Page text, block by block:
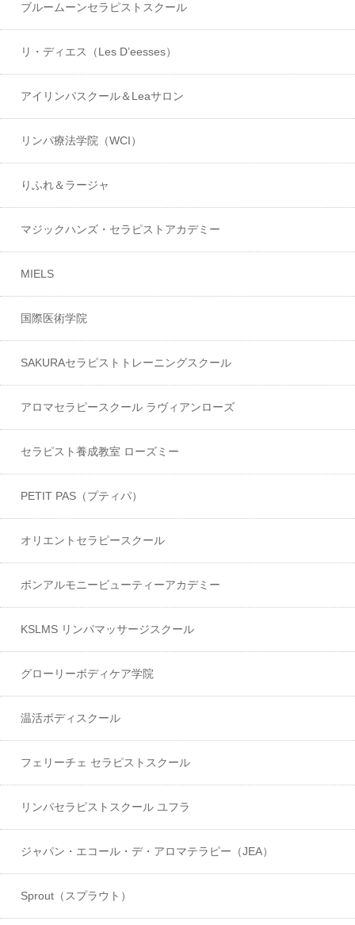
ブルームーンセラピストスクール
リ・ディエス（Les D’eesses）
アイリンパスクール＆Leaサロン
リンパ療法学院（WCI）
りふれ＆ラージャ
マジックハンズ・セラピストアカデミー
MIELS
国際医術学院
SAKURAセラピストトレーニングスクール
アロマセラピースクール ラヴィアンローズ
セラピスト養成教室 ローズミー
PETIT PAS（プティパ）
オリエントセラピースクール
ボンアルモニービューティーアカデミー
KSLMS リンパマッサージスクール
グローリーボディケア学院
温活ボディスクール
フェリーチェ セラピストスクール
リンパセラピストスクール ユフラ
ジャパン・エコール・デ・アロマテラピー（JEA）
Sprout（スプラウト）